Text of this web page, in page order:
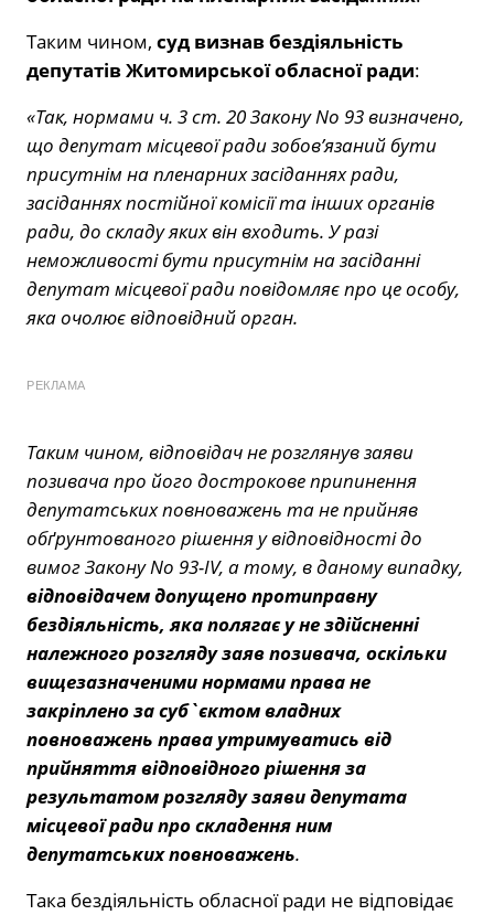
Таким чином, суд визнав бездіяльність
депутатів Житомирської обласної ради:
«Так, нормами ч. 3 ст. 20 Закону No 93 визначено,
що депутат місцевої ради зобов’язаний бути
присутнім на пленарних засіданнях ради,
засіданнях постійної комісії та інших органів
ради, до складу яких він входить. У разі
неможливості бути присутнім на засіданні
депутат місцевої ради повідомляє про це особу,
яка очолює відповідний орган.
РЕКЛАМА
Таким чином, відповідач не розглянув заяви
позивача про його дострокове припинення
депутатських повноважень та не прийняв
обґрунтованого рішення у відповідності до
вимог Закону No 93-IV, а тому, в даному випадку,
відповідачем допущено протиправну
бездіяльність, яка полягає у не здійсненні
належного розгляду заяв позивача, оскільки
вищезазначеними нормами права не
закріплено за суб`єктом владних
повноважень права утримуватись від
прийняття відповідного рішення за
результатом розгляду заяви депутата
місцевої ради про складення ним
депутатських повноважень.
Така бездіяльність обласної ради не відповідає